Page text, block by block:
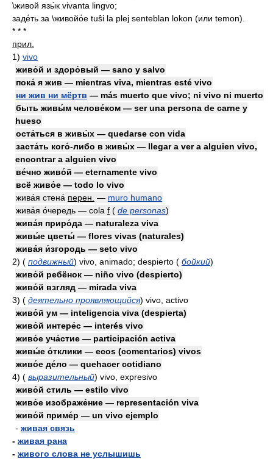
\живой язы́к vivanta lingvo;
заде́ть за \живойо́е tuŝi la plej senteblan lokon (или temon).
* * *
прил.
1) vivo
живо́й и здоро́вый — sano y salvo
пока́ я жив — mientras viva, mientras esté vivo
ни жив ни мёртв — más muerto que vivo; ni vivo ni muerto
быть живы́м челове́ком — ser una persona de carne y
hueso
оста́ться в живы́х — quedarse con vida
заста́ть кого́-либо в живы́х — llegar a ver a alguien vivo,
encontrar a alguien vivo
ве́чно живо́й — eternamente vivo
всё живо́е — todo lo vivo
жива́я стена́ перен. — muro humano
жива́я о́чередь — cola f ( de personas)
жива́я приро́да — naturaleza viva
живы́е цветы́ — flores vivas (naturales)
жива́я и́згородь — seto vivo
2) ( подвижный) vivo, animado; despierto ( бойкий)
живо́й ребёнок — niño vivo (despierto)
живо́й взгляд — mirada viva
3) ( деятельно проявляющийся) vivo, activo
живо́й ум — inteligencia viva (despierta)
живо́й интере́с — interés vivo
живо́е уча́стие — participación activa
живы́е о́тклики — ecos (comentarios) vivos
живо́е де́ло — quehacer cotidiano
4) ( выразительный) vivo, expresivo
живо́й стиль — estilo vivo
живо́е изображе́ние — representación viva
живо́й приме́р — un vivo ejemplo
- живая связь
- живая рана
- живого слова не услышишь